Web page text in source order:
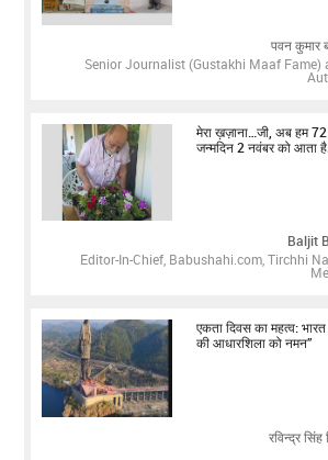
पवन कुमार
Senior Journalist (Gustakhi Maaf Fame)
मेरा ख़ज़ाना…जी, अब हम
जन्मदिन 2 नवंबर को आता है...
Baljit
Editor-In-Chief, Babushahi.com, Tirchhi
एकता दिवस का महत्व:
की आधारशिला को नमन”
रविन्द्र सिंह